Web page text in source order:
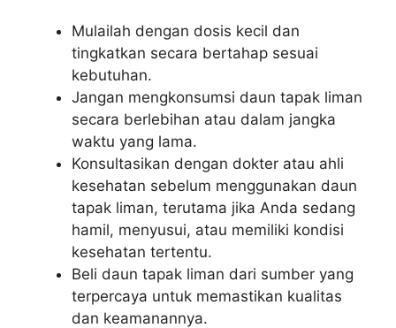
Mulailah dengan dosis kecil dan
tingkatkan secara bertahap sesuai
kebutuhan.
Jangan mengkonsumsi daun tapak liman
secara berlebihan atau dalam jangka
waktu yang lama.
Konsultasikan dengan dokter atau ahli
kesehatan sebelum menggunakan daun
tapak liman, terutama jika Anda sedang
hamil, menyusui, atau memiliki kondisi
kesehatan tertentu.
Beli daun tapak liman dari sumber yang
terpercaya untuk memastikan kualitas
dan keamanannya.